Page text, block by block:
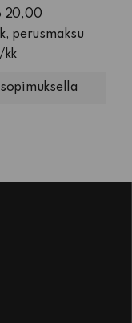
20,00
perusmaksu
kk